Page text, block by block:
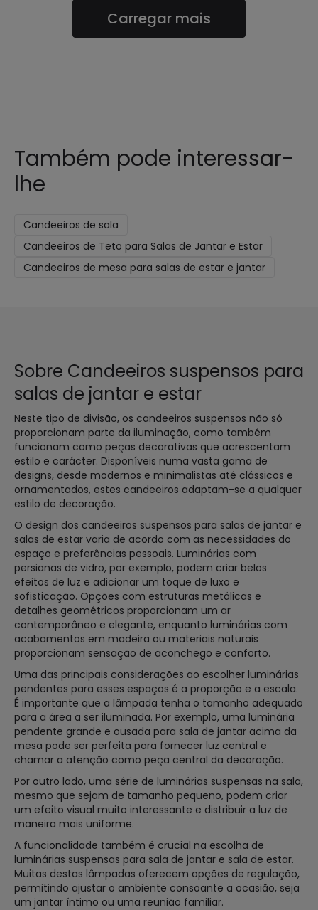
Carregar mais
Também pode interessar-
lhe
Candeeiros de sala
Candeeiros de Teto para Salas de Jantar e Estar
Candeeiros de mesa para salas de estar e jantar
Sobre Candeeiros suspensos para
salas de jantar e estar
Neste tipo de divisão, os candeeiros suspensos não só
proporcionam parte da iluminação, como também
funcionam como peças decorativas que acrescentam
estilo e carácter. Disponíveis numa vasta gama de
designs, desde modernos e minimalistas até clássicos e
ornamentados, estes candeeiros adaptam-se a qualquer
estilo de decoração.
O design dos candeeiros suspensos para salas de jantar e
salas de estar varia de acordo com as necessidades do
espaço e preferências pessoais. Luminárias com
persianas de vidro, por exemplo, podem criar belos
efeitos de luz e adicionar um toque de luxo e
sofisticação. Opções com estruturas metálicas e
detalhes geométricos proporcionam um ar
contemporâneo e elegante, enquanto luminárias com
acabamentos em madeira ou materiais naturais
proporcionam sensação de aconchego e conforto.
Uma das principais considerações ao escolher luminárias
pendentes para esses espaços é a proporção e a escala.
É importante que a lâmpada tenha o tamanho adequado
para a área a ser iluminada. Por exemplo, uma luminária
pendente grande e ousada para sala de jantar acima da
mesa pode ser perfeita para fornecer luz central e
chamar a atenção como peça central da decoração.
Por outro lado, uma série de luminárias suspensas na sala,
mesmo que sejam de tamanho pequeno, podem criar
um efeito visual muito interessante e distribuir a luz de
maneira mais uniforme.
A funcionalidade também é crucial na escolha de
luminárias suspensas para sala de jantar e sala de estar.
Muitas destas lâmpadas oferecem opções de regulação,
permitindo ajustar o ambiente consoante a ocasião, seja
um jantar íntimo ou uma reunião familiar.